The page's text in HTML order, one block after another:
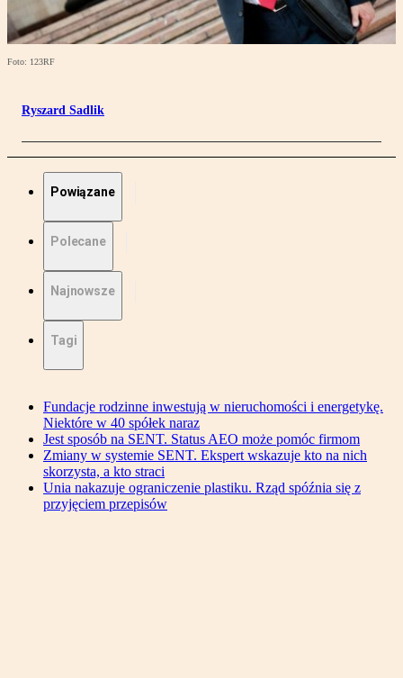
Foto: 123RF
Ryszard Sadlik
Powiązane
Polecane
Najnowsze
Tagi
Fundacje rodzinne inwestują w nieruchomości i energetykę.
Niektóre w 40 spółek naraz
Jest sposób na SENT. Status AEO może pomóc firmom
Zmiany w systemie SENT. Ekspert wskazuje kto na nich
skorzysta, a kto straci
Unia nakazuje ograniczenie plastiku. Rząd spóźnia się z
przyjęciem przepisów